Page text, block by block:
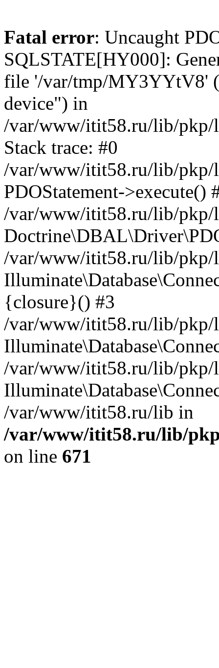
Fatal error: Uncaught
SQLSTATE[HY000]:
file '/var/tmp/MY3YYtV8'
device") in
/var/www/itit58.ru/lib/pkp/
Stack trace: #0
/var/www/itit58.ru/lib/pkp/
PDOStatement->execute()
/var/www/itit58.ru/lib/pkp/
/var/www/itit58.ru/lib/pkp/
{closure}() #3
/var/www/itit58.ru/lib/pkp/
/var/www/itit58.ru/lib/pkp/
/var/www/itit58.ru/lib in
/var/www/itit58.ru/lib/
on line 671